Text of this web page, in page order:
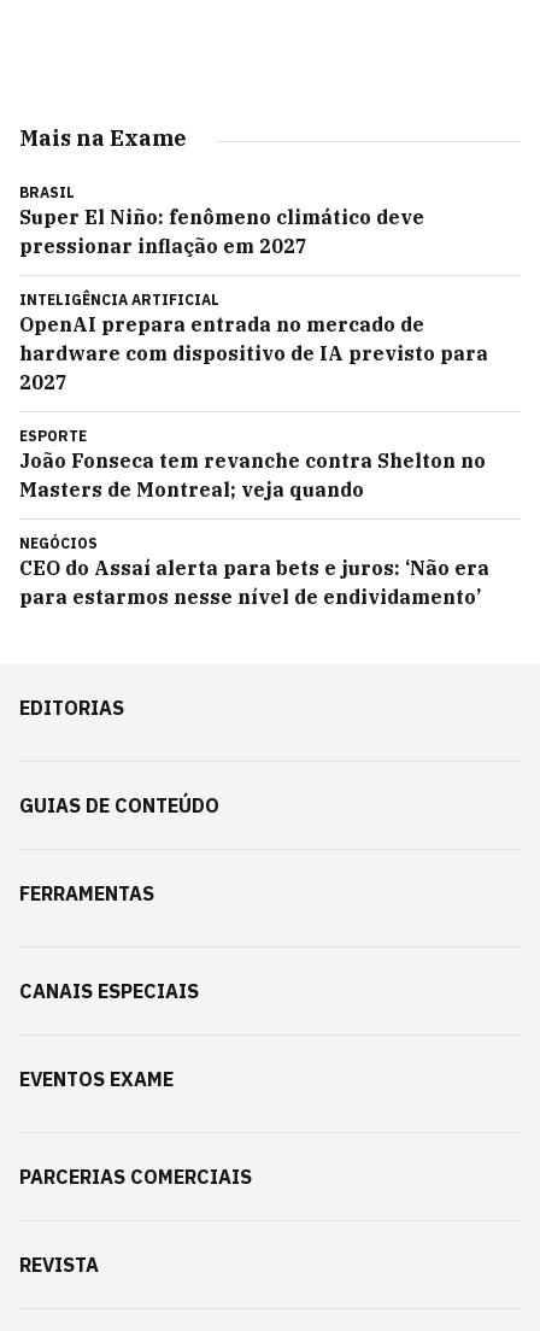
Mais na Exame
BRASIL
Super El Niño: fenômeno climático deve
pressionar inflação em 2027
INTELIGÊNCIA ARTIFICIAL
OpenAI prepara entrada no mercado de
hardware com dispositivo de IA previsto para
2027
ESPORTE
João Fonseca tem revanche contra Shelton no
Masters de Montreal; veja quando
NEGÓCIOS
CEO do Assaí alerta para bets e juros: ‘Não era
para estarmos nesse nível de endividamento’
EDITORIAS
GUIAS DE CONTEÚDO
FERRAMENTAS
CANAIS ESPECIAIS
EVENTOS EXAME
PARCERIAS COMERCIAIS
REVISTA